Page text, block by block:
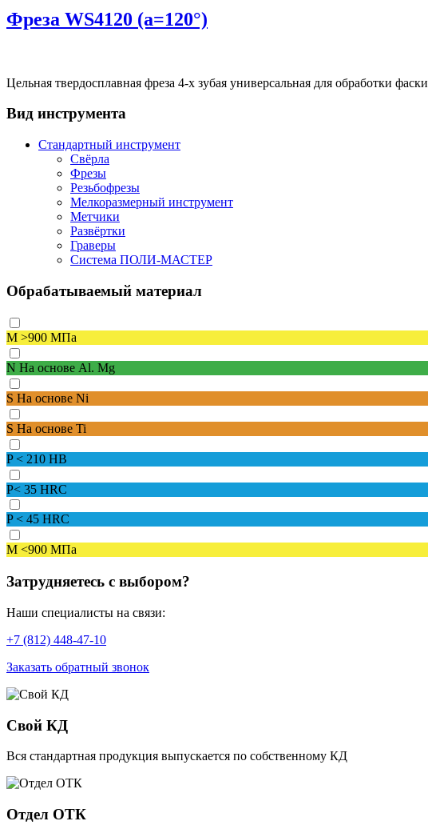
Фреза WS4120 (a=120°)
Цельная твердосплавная фреза 4-х зубая универсальная для обработки фаски
Вид инструмента
Стандартный инструмент
Свёрла
Фрезы
Резьбофрезы
Мелкоразмерный инструмент
Метчики
Развёртки
Граверы
Система ПОЛИ-МАСТЕР
Обрабатываемый материал
M >900 МПа
N На основе Al. Mg
S На основе Ni
S На основе Ti
P< 210 HB
P< 35 HRC
P< 45 HRC
M <900 МПа
Затрудняетесь с выбором?
Наши специалисты на связи:
+7 (812) 448-47-10
Заказать обратный звонок
Свой КД
Вся стандартная продукция выпускается по собственному КД
Отдел ОТК